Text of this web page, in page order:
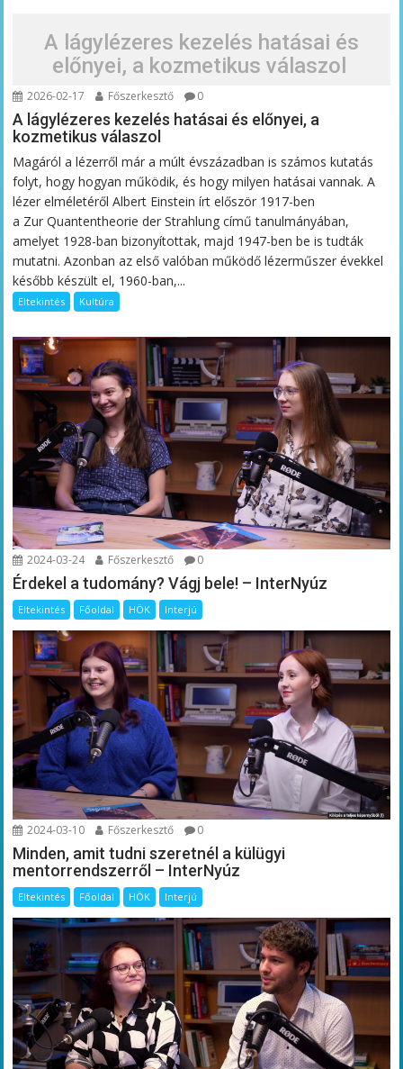
A lágylézeres kezelés hatásai és
előnyei, a kozmetikus válaszol
2026-02-17 Főszerkesztő 0
A lágylézeres kezelés hatásai és előnyei, a
kozmetikus válaszol
Magáról a lézerről már a múlt évszázadban is számos kutatás
folyt, hogy hogyan működik, és hogy milyen hatásai vannak. A
lézer elméletéről Albert Einstein írt először 1917-ben
a Zur Quantentheorie der Strahlung című tanulmányában,
amelyet 1928-ban bizonyítottak, majd 1947-ben be is tudták
mutatni. Azonban az első valóban működő lézerműszer évekkel
később készült el, 1960-ban,...
Eltekintés Kultúra
2024-03-24 Főszerkesztő 0
Érdekel a tudomány? Vágj bele! – InterNyúz
Eltekintés Főoldal HÖK Interjú
2024-03-10 Főszerkesztő 0
Minden, amit tudni szeretnél a külügyi
mentorrendszerről – InterNyúz
Eltekintés Főoldal HÖK Interjú